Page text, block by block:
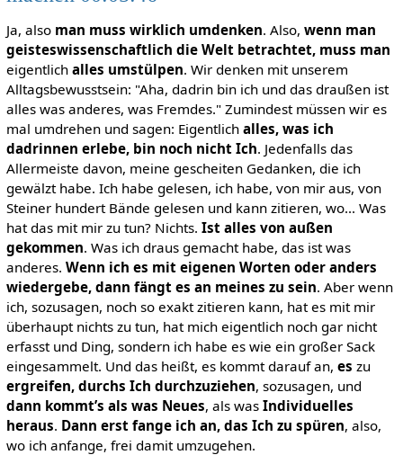
Ja, also man muss wirklich umdenken. Also, wenn man
geisteswissenschaftlich die Welt betrachtet, muss man
eigentlich alles umstülpen. Wir denken mit unserem
Alltagsbewusstsein: "Aha, dadrin bin ich und das draußen ist
alles was anderes, was Fremdes." Zumindest müssen wir es
mal umdrehen und sagen: Eigentlich alles, was ich
dadrinnen erlebe, bin noch nicht Ich. Jedenfalls das
Allermeiste davon, meine gescheiten Gedanken, die ich
gewälzt habe. Ich habe gelesen, ich habe, von mir aus, von
Steiner hundert Bände gelesen und kann zitieren, wo... Was
hat das mit mir zu tun? Nichts. Ist alles von außen
gekommen. Was ich draus gemacht habe, das ist was
anderes. Wenn ich es mit eigenen Worten oder anders
wiedergebe, dann fängt es an meines zu sein. Aber wenn
ich, sozusagen, noch so exakt zitieren kann, hat es mit mir
überhaupt nichts zu tun, hat mich eigentlich noch gar nicht
erfasst und Ding, sondern ich habe es wie ein großer Sack
eingesammelt. Und das heißt, es kommt darauf an, es zu
ergreifen, durchs Ich durchzuziehen, sozusagen, und
dann kommt’s als was Neues, als was Individuelles
heraus. Dann erst fange ich an, das Ich zu spüren, also,
wo ich anfange, frei damit umzugehen.